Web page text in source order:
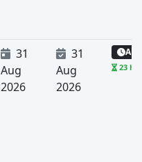
31
Aug
2026
31
Aug
2026
23